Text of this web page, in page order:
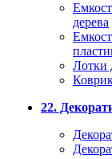
дерева
Лотки
22.